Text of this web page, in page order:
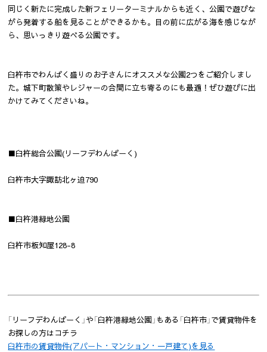
同じく新たに完成した新フェリーターミナルからも近く、公園で遊びな
がら発着する船を見ることができるかも。目の前に広がる海を感じなが
ら、思いっきり遊べる公園です。
臼杵市でわんぱく盛りのお子さんにオススメな公園2つをご紹介しまし
た。城下町散策やレジャーの合間に立ち寄るのにも最適！ぜひ遊びに出
かけてみてくださいね。
■臼杵総合公園(リーフデわんぱーく)
臼杵市大字諏訪北ヶ迫790
■臼杵港緑地公園
臼杵市板知屋128-8
「リーフデわんぱーく」や「臼杵港緑地公園」もある「臼杵市」で賃貸物件を
お探しの方はコチラ
臼杵市の賃貸物件(アパート・マンション・一戸建て)を見る